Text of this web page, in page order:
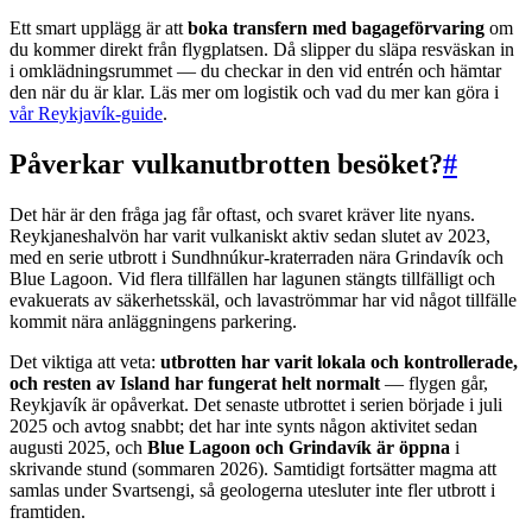
Ett smart upplägg är att boka transfern med bagageförvaring om
du kommer direkt från flygplatsen. Då slipper du släpa resväskan in
i omklädningsrummet — du checkar in den vid entrén och hämtar
den när du är klar. Läs mer om logistik och vad du mer kan göra i
vår Reykjavík-guide.
Påverkar vulkanutbrotten besöket?#
Det här är den fråga jag får oftast, och svaret kräver lite nyans.
Reykjaneshalvön har varit vulkaniskt aktiv sedan slutet av 2023,
med en serie utbrott i Sundhnúkur-kraterraden nära Grindavík och
Blue Lagoon. Vid flera tillfällen har lagunen stängts tillfälligt och
evakuerats av säkerhetsskäl, och lavaströmmar har vid något tillfälle
kommit nära anläggningens parkering.
Det viktiga att veta: utbrotten har varit lokala och kontrollerade,
och resten av Island har fungerat helt normalt — flygen går,
Reykjavík är opåverkat. Det senaste utbrottet i serien började i juli
2025 och avtog snabbt; det har inte synts någon aktivitet sedan
augusti 2025, och Blue Lagoon och Grindavík är öppna i
skrivande stund (sommaren 2026). Samtidigt fortsätter magma att
samlas under Svartsengi, så geologerna utesluter inte fler utbrott i
framtiden.